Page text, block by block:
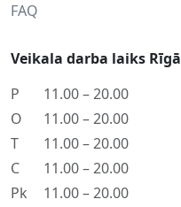
FAQ
Veikala darba laiks Rīgā
P
11.00 – 20.00
O
11.00 – 20.00
T
11.00 – 20.00
C
11.00 – 20.00
Pk
11.00 – 20.00